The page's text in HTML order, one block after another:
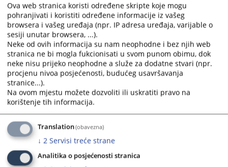
Sticanje bez osnova
Obligaciono pravo - Ostalo
Ova web stranica koristi određene skripte koje mogu
pohranjivati i koristiti određene informacije iz vašeg
browsera i vašeg uređaja (npr. IP adresa uređaja, varijable o
sesiji unutar browsera, ...).
Neke od ovih informacija su nam neophodne i bez njih web
stranica ne bi mogla fukcionisati u svom punom obimu, dok
neke nisu prijeko neophodne a služe za dodatne stvari (npr.
procjenu nivoa posjećenosti, budućeg usavršavanja
stranice...).
Na ovom mjestu možete dozvoliti ili uskratiti pravo na
korištenje tih informacija.
Translation(obavezna)
↓ 2 Servisi treće strane
Analitika o posjećenosti stranica